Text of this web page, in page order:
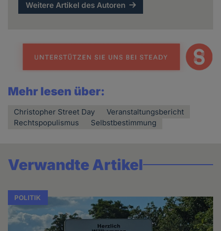
Weitere Artikel des Autoren
Mehr lesen über:
Christopher Street Day
Veranstaltungsbericht
Rechtspopulismus
Selbstbestimmung
Verwandte Artikel
POLITIK